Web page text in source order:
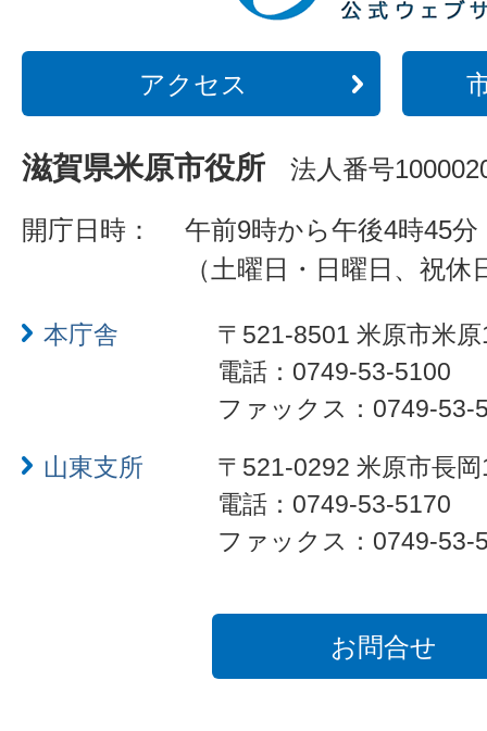
アクセス
滋賀県米原市役所 法人番号
開庁日時：
午前9時から午後4時45分
（土曜日・日曜日、祝
本庁舎
〒521-8501 米原市米
電話：0749-53-5100
ファックス：0749-53-
山東支所
〒521-0292 米原市長
電話：0749-53-5170
ファックス：0749-53-
お問合せ